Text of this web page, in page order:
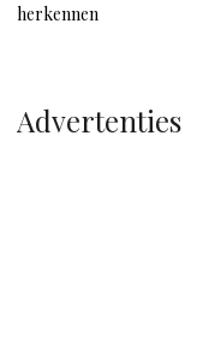
herkennen
Advertenties